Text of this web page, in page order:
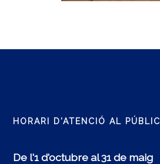
HORARI D'ATENCIÓ AL PÚBLIC
De l'1 d'octubre al 31 de maig